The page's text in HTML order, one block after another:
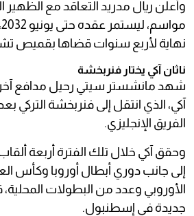
وأعلن ريال مدريد التعاقد مع الظهير
نهاية لأربع سنوات قضاها بقميص
ناثان آكي يختار فنربخشة
شهد مانشستر سيتي رحيل مدافع آخر
آكي، الذي انتقل إلى فنربخشة التركي
الفريق الإنجليزي.
وحقق آكي خلال تلك الفترة أربعة ألقاب
إلى جانب دوري أبطال أوروبا وكأس
الأوروبي وعدد من البطولات
جديدة في إسطنبول.